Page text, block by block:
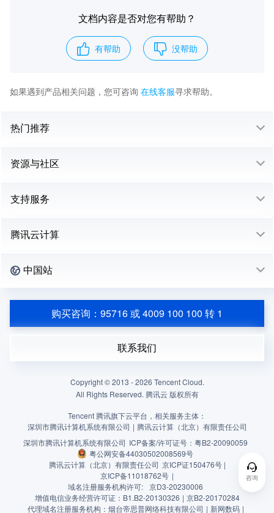
文档内容是否对您有帮助？
有帮助 没帮助
如果遇到产品相关问题，您可咨询 在线客服寻求帮助。
咨询
热门推荐
资源与社区
支持服务
腾讯云计算
中国站
购买咨询：95716 或 4009 100 100 转 1
联系我们
Copyright © 2013 -2026 Tencent Cloud.
All Rights Reserved. 腾讯云 版权所有
Tencent 腾讯旗下云平台，相关服务主体：
深圳市腾讯计算机系统有限公司 | 腾讯云计算（北京）有限责任公司
深圳市腾讯计算机系统有限公司 ICP备案/许可证号： 粤B2-20090059
粤公网安备44030502008569号
腾讯云计算（北京）有限责任公司 京ICP证150476号 |
京ICP备11018762号 |
域名注册服务机构许可: 京D3-20230006
增值电信业务经营许可证：B1.B2-20130326 | 京B2-20170284
代理域名注册服务机构：烟台帝思普网络科技有限公司 | 新网数码 |